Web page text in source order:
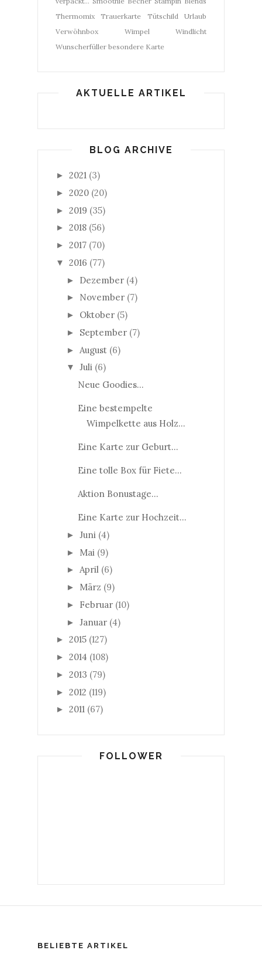
Thermomix
Trauerkarte Tütschild
Urlaub
Verwöhnbox
Wimpel
Windlicht
Wunscherfüller besondere Karte
AKTUELLE ARTIKEL
BLOG ARCHIVE
► 2021 (3)
► 2020 (20)
► 2019 (35)
► 2018 (56)
► 2017 (70)
▼ 2016 (77)
► Dezember (4)
► November (7)
► Oktober (5)
► September (7)
► August (6)
▼ Juli (6)
Neue Goodies...
Eine bestempelte
Wimpelkette aus Holz...
Eine Karte zur Geburt...
Eine tolle Box für Fiete...
Aktion Bonustage...
Eine Karte zur Hochzeit...
► Juni (4)
► Mai (9)
► April (6)
► März (9)
► Februar (10)
► Januar (4)
► 2015 (127)
► 2014 (108)
► 2013 (79)
► 2012 (119)
► 2011 (67)
FOLLOWER
BELIEBTE ARTIKEL